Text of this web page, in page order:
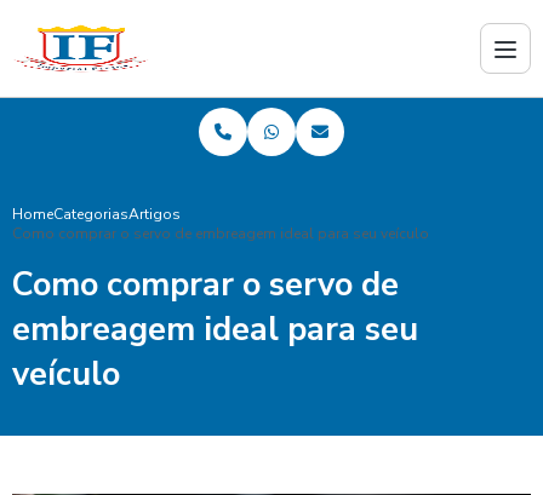
HomeCategoriasArtigos
Como comprar o servo de embreagem ideal para seu veículo
Como comprar o servo de
embreagem ideal para seu
veículo